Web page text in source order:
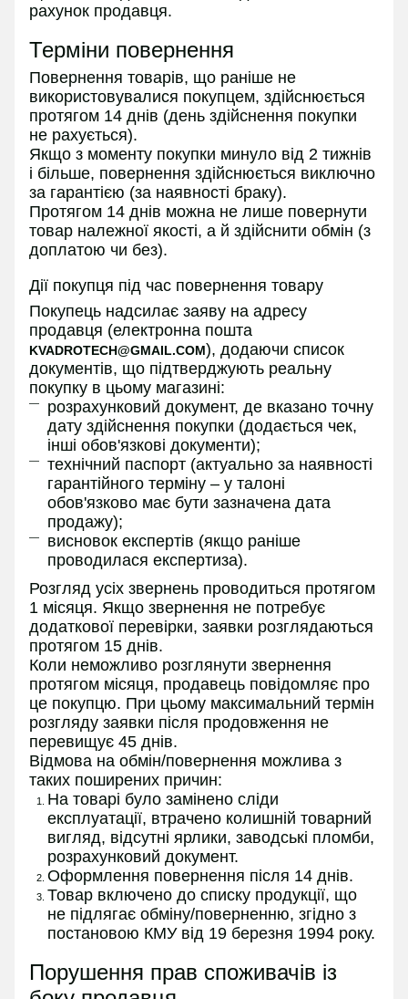
рахунок продавця.
Терміни повернення
Повернення товарів, що раніше не
використовувалися покупцем, здійснюється
протягом 14 днів (день здійснення покупки
не рахується).
Якщо з моменту покупки минуло від 2 тижнів
і більше, повернення здійснюється виключно
за гарантією (за наявності браку).
Протягом 14 днів можна не лише повернути
товар належної якості, а й здійснити обмін (з
доплатою чи без).
Дії покупця під час повернення товару
Покупець надсилає заяву на адресу
продавця (електронна пошта
KVADROTECH@GMAIL.COM), додаючи список
документів, що підтверджують реальну
покупку в цьому магазині:
розрахунковий документ, де вказано точну
дату здійснення покупки (додається чек,
інші обов'язкові документи);
технічний паспорт (актуально за наявності
гарантійного терміну – у талоні
обов'язково має бути зазначена дата
продажу);
висновок експертів (якщо раніше
проводилася експертиза).
Розгляд усіх звернень проводиться протягом
1 місяця. Якщо звернення не потребує
додаткової перевірки, заявки розглядаються
протягом 15 днів.
Коли неможливо розглянути звернення
протягом місяця, продавець повідомляє про
це покупцю. При цьому максимальний термін
розгляду заявки після продовження не
перевищує 45 днів.
Відмова на обмін/повернення можлива з
таких поширених причин:
На товарі було замінено сліди
експлуатації, втрачено колишній товарний
вигляд, відсутні ярлики, заводські пломби,
розрахунковий документ.
Оформлення повернення після 14 днів.
Товар включено до списку продукції, що
не підлягає обміну/поверненню, згідно з
постановою КМУ від 19 березня 1994 року.
Порушення прав споживачів із